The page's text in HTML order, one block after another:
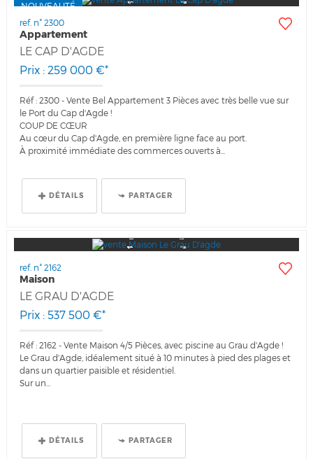
NOUVEAUTÉ
ref. n° 2300
Appartement
LE CAP D'AGDE
Prix : 259 000 €*
Réf : 2300 - Vente Bel Appartement 3 Pièces avec très belle vue sur
le Port du Cap d'Agde !
COUP DE CŒUR
Au cœur du Cap d'Agde, en première ligne face au port.
À proximité immédiate des commerces ouverts à...
DÉTAILS PARTAGER
ref. n° 2162
Maison
LE GRAU D'AGDE
Prix : 537 500 €*
Réf : 2162 - Vente Maison 4/5 Pièces, avec piscine au Grau d'Agde !
Le Grau d'Agde, idéalement situé à 10 minutes à pied des plages et
dans un quartier paisible et résidentiel.
Sur un...
DÉTAILS PARTAGER